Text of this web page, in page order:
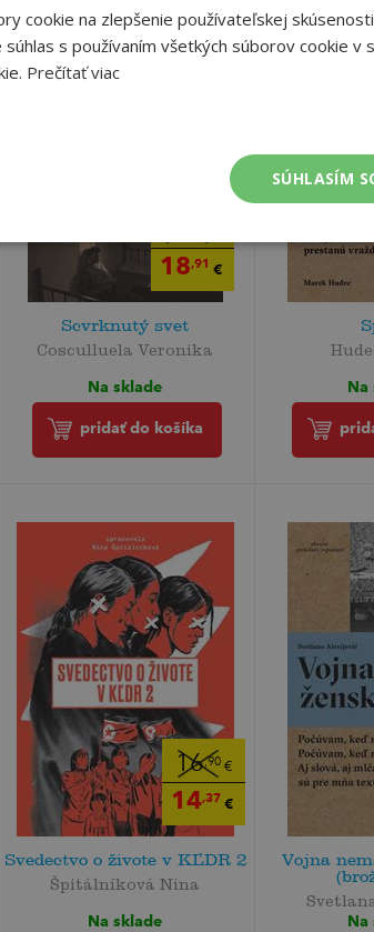
18,91 €
Scvrknutý svet
Cosculluela Veronika
Na sklade
pridať do košíka
Na
16,90 €
14,37 €
Svedectvo o živote v KĽDR 2
Špitálníková Nina
Na sklade
Vojna
Na
cookie na zlepšenie používateľskej
s používaním všetkých súborov cookie v
Prečítať viac
SÚHLASÍM